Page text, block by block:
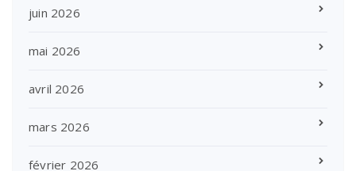
juin 2026
mai 2026
avril 2026
mars 2026
février 2026